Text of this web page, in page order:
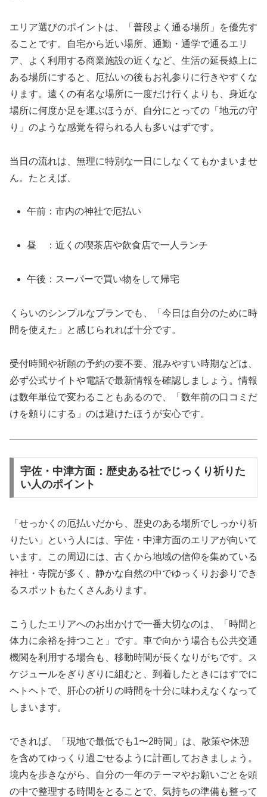
エリア選びのポイントは、「普段よく通る場所」を優先す
ることです。自宅から近い場所、通勤・通学で通るエリ
ア、よく利用する商業施設の近くなど、生活の延長線上に
ある場所にすると、厄払いの後もお礼参りに行きやすくな
ります。遠くの有名な場所に一度だけ行くよりも、身近な
場所に何度か足を運ぶほうが、自分にとっての「地元の守
り」のような感覚を得られる人も多いはずです。
当日の流れは、無理に特別な一日にしなくてもかまいませ
ん。たとえば、
午前：市内の神社で厄払い
昼 ：近くの喫茶店や飲食店で一人ランチ
午後：スーパーで買い物をして帰宅
くらいのシンプルなプランでも、「今日は自分のために時
間を使えた」と感じられれば十分です。
受付時間や祈願の予約の要不要、混みやすい時期などは、
必ず公式サイトや電話で最新情報を確認しましょう。情報
は数年単位で変わることもあるので、「数年前の口コミだ
けを頼りにする」のは避けたほうが安心です。
宇佐・中津方面：歴史ある社でじっくり祈りた
い人のポイント
「せっかくの厄払いだから、歴史のある場所でしっかり祈
りたい」という人には、宇佐・中津方面のエリアが向いて
います。この周辺には、古くから地域の信仰を集めている
神社・寺院が多く、静かな自然の中でゆっくりお参りでき
るスポットもたくさんあります。
こうしたエリアへのお出かけで一番大切なのは、「時間と
体力に余裕を持つこと」です。車で向かう場合も公共交通
機関を利用する場合も、移動時間が長くなりがちです。ス
ケジュールをぎりぎりに組むと、到着したときにはすでに
ヘトヘトで、肝心の祈りの時間を十分に味わえなくなって
しまいます。
できれば、「現地で最低でも1〜2時間」は、散策や休憩
を含めてゆっくり過ごせるように計画しておきましょう。
境内を歩きながら、自分の一年のテーマやお願いごとを頭
の中で整理する時間をとることで、気持ちの準備も整って